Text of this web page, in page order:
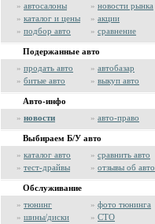
» автосалоны » новости рынка
» каталог и цены » акции
» подбор авто » сравнение
Подержанные авто
» продать авто » автобазар
» битые авто » выкуп авто
Авто-инфо
» новости » авто-право
Выбираем Б/У авто
» каталог авто » сравнить авто
» тест-драйвы » отзывы об авто
Обслуживание
» тюнинг » фото тюнинга
» шины/диски » СТО